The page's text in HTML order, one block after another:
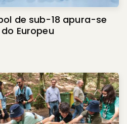
de sub-18 apura-se
Europeu